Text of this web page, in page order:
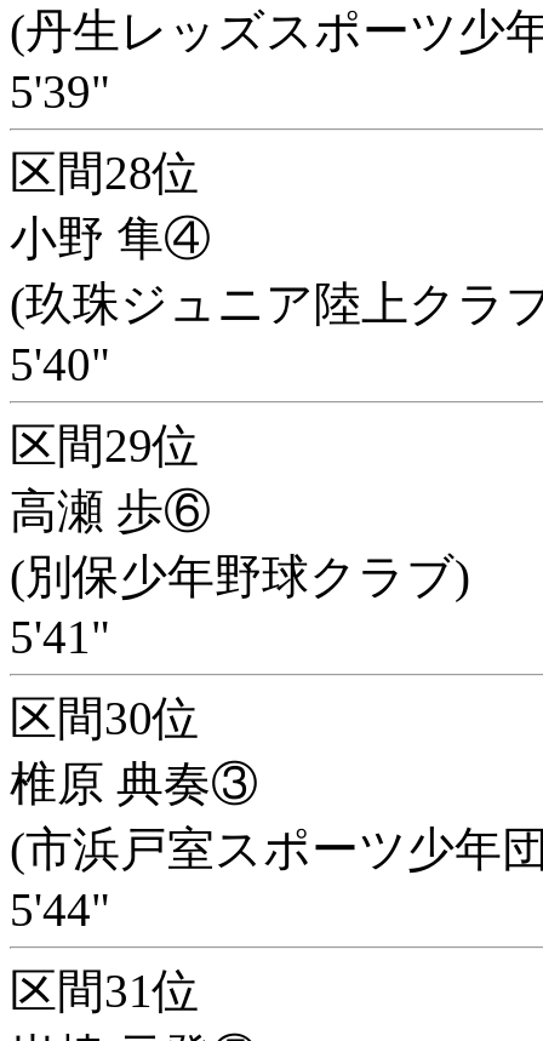
(丹生レッズスポーツ少
5'39"
区間28位
小野 隼④
(玖珠ジュニア陸上クラ
5'40"
区間29位
高瀬 歩⑥
(別保少年野球クラブ)
5'41"
区間30位
椎原 典奏③
(市浜戸室スポーツ少年
5'44"
区間31位